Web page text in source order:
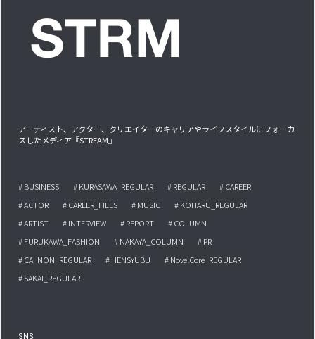
アーティスト、アクター、クリエイターのキャリアやライフスタイルにフォーカ
スしたメディア『STREAM』
# BUSINESS # KURASAWA_REGULAR # REGULAR
# CAREER
# ACTOR
# CAREER_FILES # MUSIC
# KOHARU_REGULAR
# ARTIST
# INTERVIEW # REPORT
# COLUMN
# FURUKAWA_FASHION
# NAKAYA_COLUMN
# PR
# CA_NON_REGULAR
# HENSYUBU
# NovelCore_REGULAR
# SAKAI_REGULAR
SNS